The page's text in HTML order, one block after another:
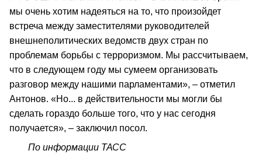
мы очень хотим надеяться на то, что произойдет
встреча между заместителями руководителей
внешнеполитических ведомств двух стран по
проблемам борьбы с терроризмом. Мы рассчитываем,
что в следующем году мы сумеем организовать
разговор между нашими парламентами», – отметил
Антонов. «Но... в действительности мы могли бы
сделать гораздо больше того, что у нас сегодня
получается», – заключил посол.
По информации ТАСС